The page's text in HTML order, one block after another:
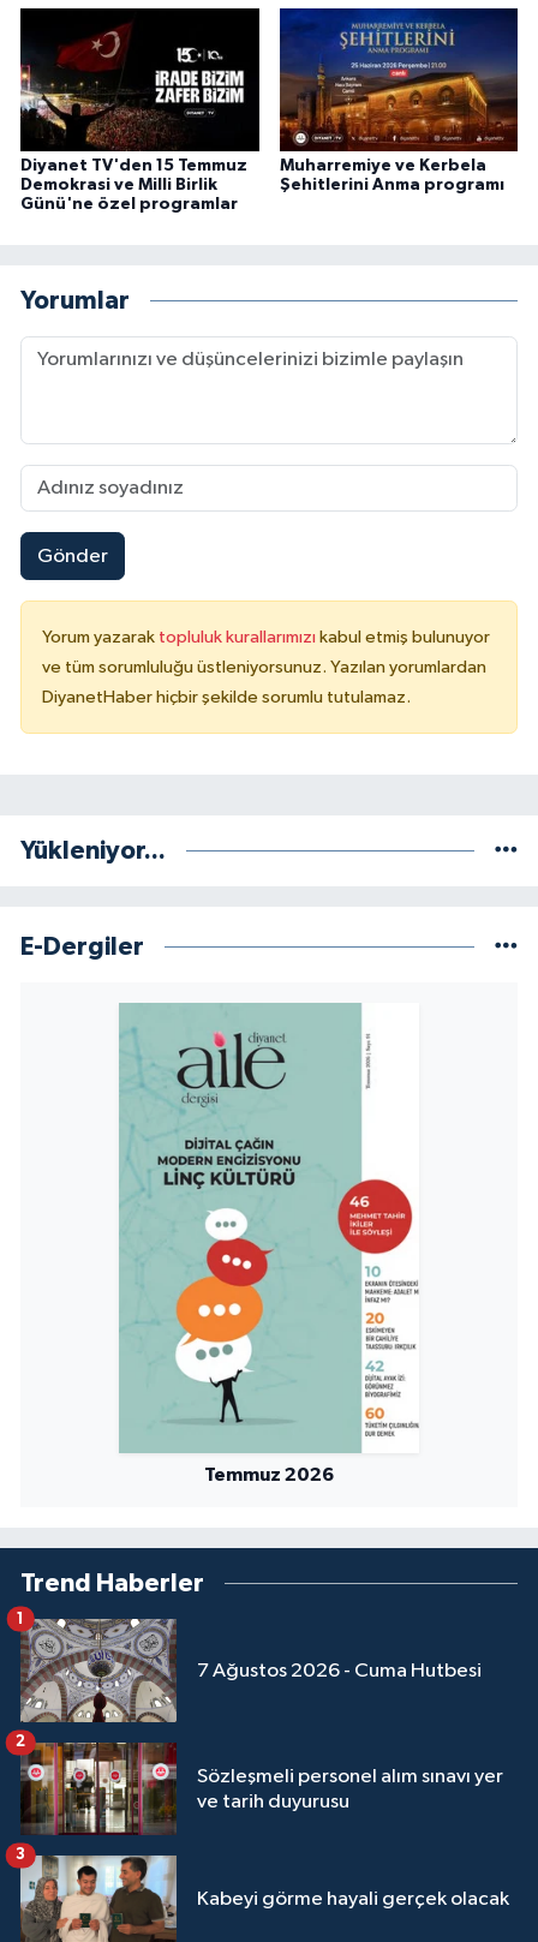
Diyanet TV'den 15 Temmuz
Demokrasi ve Milli Birlik
Günü'ne özel programlar
Muharremiye ve Kerbela
Şehitlerini Anma programı
Yorumlar
Gönder
Yorum yazarak topluluk kurallarımızı kabul etmiş bulunuyor
ve tüm sorumluluğu üstleniyorsunuz. Yazılan yorumlardan
DiyanetHaber hiçbir şekilde sorumlu tutulamaz.
Yükleniyor...
E-Dergiler
Temmuz 2026
Trend Haberler
7 Ağustos 2026 - Cuma Hutbesi
1
Sözleşmeli personel alım sınavı yer
ve tarih duyurusu
2
Kabeyi görme hayali gerçek olacak
3
Konya Müftülüğü
Kütahya Müftülüğü
Malatya Müftülüğü
Mardin Müftülüğü
Mersin Müftülüğü
Muş Müftülüğü
Nevşehir Müftülüğü
Niğde Müftülüğü
Ordu Müftülüğü
Sakarya Müftülüğü
Siirt Müftülüğü
Sinop Müftülüğü
Sivas Müftülüğü
Şanlıurfa Müftülüğü
Şırnak Müftülüğü
Tekirdağ Müftülüğü
Tokat Müftülüğü
Trabzon Müftülüğü
Tunceli Müftülüğü
Van Müftülüğü
Yalova Müftülüğü
Yozgat Müftülüğü
Zonguldak Müftülüğü